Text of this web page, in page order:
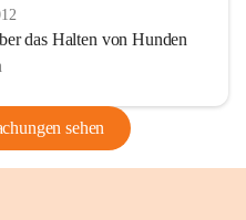
das Halten von Hunden
sehen